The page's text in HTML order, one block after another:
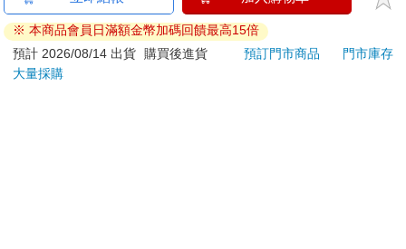
刀…等）
若非上列種類商品，均享有到貨7天的猶豫期（含例假
日）。
辦理退換貨時，商品（組合商品恕無法接受單獨退貨）必須
※ 本商品會員日滿額金幣加碼回饋最高15倍
預計 2026/08/14 出貨
購買後進貨 預訂門市商品
門市庫存
大量採購